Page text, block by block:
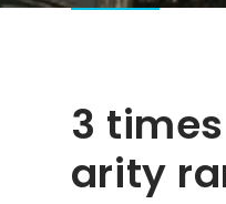
3
arity